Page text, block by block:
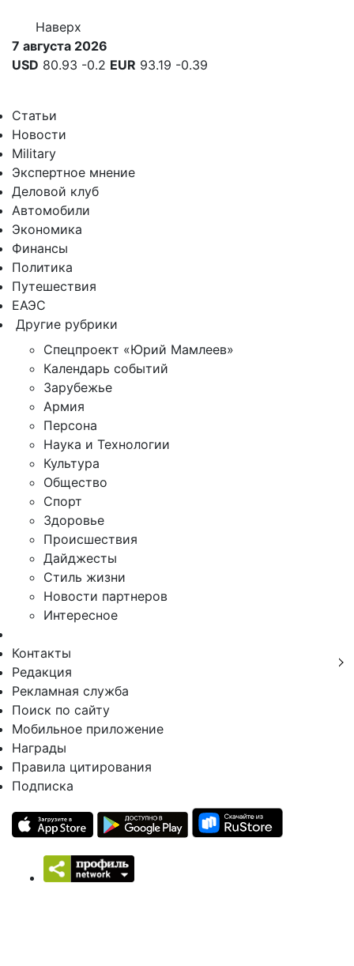
Наверх
7 августа 2026
USD 80.93 -0.2 EUR 93.19 -0.39
Статьи
Новости
Military
Экспертное мнение
Деловой клуб
Автомобили
Экономика
Финансы
Политика
Путешествия
ЕАЭС
Другие рубрики
Спецпроект «Юрий Мамлеев»
Календарь событий
Зарубежье
Армия
Персона
Наука и Технологии
Культура
Общество
Спорт
Здоровье
Происшествия
Дайджесты
Стиль жизни
Новости партнеров
Интересное
Контакты
Редакция
Рекламная служба
Поиск по сайту
Мобильное приложение
Награды
Правила цитирования
Подписка